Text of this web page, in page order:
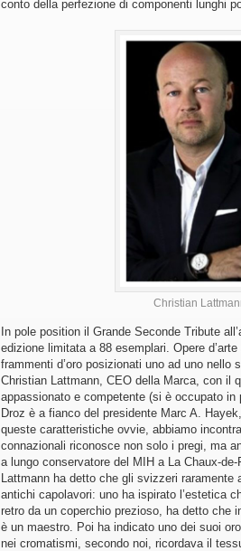
conto della perfezione di componenti lunghi
Christian
In pole position il Grande Seconde Tribute
edizione limitata a 88 esemplari. Opere
frammenti d’oro posizionati uno ad uno
Christian Lattmann, CEO della Marca, con il
appassionato e competente (si è occupato
Droz è a fianco del presidente Marc A.
queste caratteristiche ovvie, abbiamo
connazionali riconosce non solo i pregi, ma
a lungo conservatore del MIH a La Chaux-
Lattmann ha detto che gli svizzeri
antichi capolavori: uno ha ispirato l’estetica
retro da un coperchio prezioso, ha detto che
è un maestro. Poi ha indicato uno dei suoi
nei cromatismi, secondo noi, ricordava il